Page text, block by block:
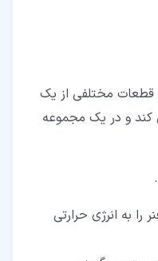
قطعات مختلفی از یک
کند و در یک مجموعه
را به انرژی حرارتی